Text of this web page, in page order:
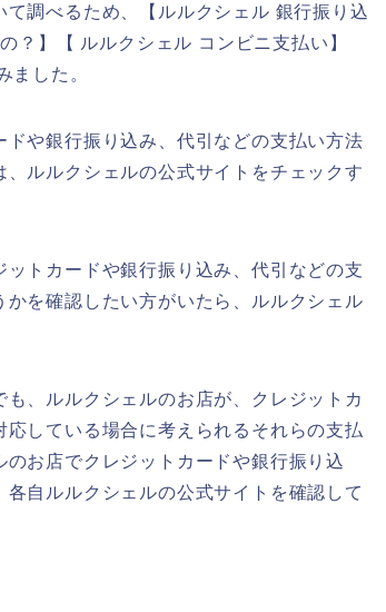
調べるため、【ルルクシェル 銀行振り込
】【 ルルクシェル コンビニ支払い】
ました。
や銀行振り込み、代引などの支払い方法
ルルクシェルの公式サイトをチェックす
トカードや銀行振り込み、代引などの支
を確認したい方がいたら、ルルクシェル
、ルルクシェルのお店が、クレジットカ
している場合に考えられるそれらの支払
お店でクレジットカードや銀行振り込
自ルルクシェルの公式サイトを確認して